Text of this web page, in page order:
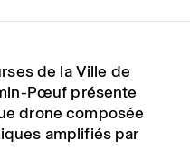
de la Ville de
Pœuf présente
drone composée
amplifiés par